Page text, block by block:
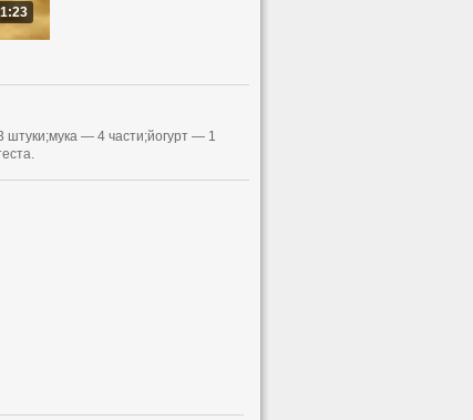
штуки;мука — 4 части;йогурт — 1